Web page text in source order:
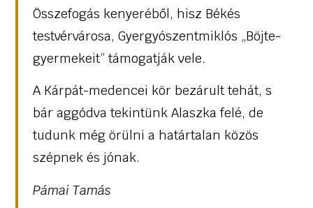
Összefogás kenyeréből, hisz Békés
testvérvárosa, Gyergyószentmiklós „Böjte-
gyermekeit” támogatják vele.
A Kárpát-medencei kör bezárult tehát, s
bár aggódva tekintünk Alaszka felé, de
tudunk még örülni a határtalan közös
szépnek és jónak.
Pámai Tamás